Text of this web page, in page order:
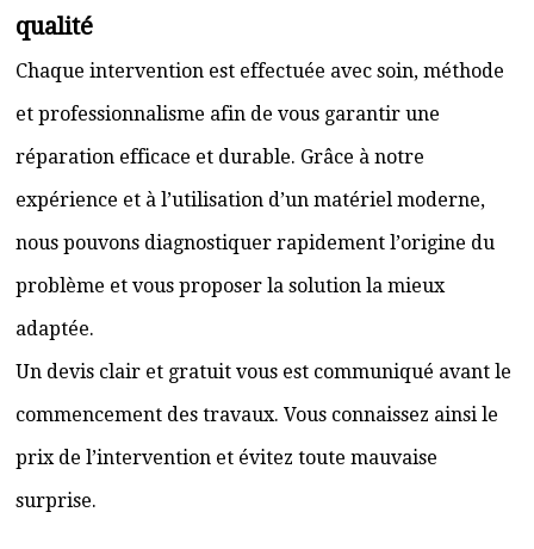
qualité
Chaque intervention est effectuée avec soin, méthode
et professionnalisme afin de vous garantir une
réparation efficace et durable. Grâce à notre
expérience et à l’utilisation d’un matériel moderne,
nous pouvons diagnostiquer rapidement l’origine du
problème et vous proposer la solution la mieux
adaptée.
Un devis clair et gratuit vous est communiqué avant le
commencement des travaux. Vous connaissez ainsi le
prix de l’intervention et évitez toute mauvaise
surprise.